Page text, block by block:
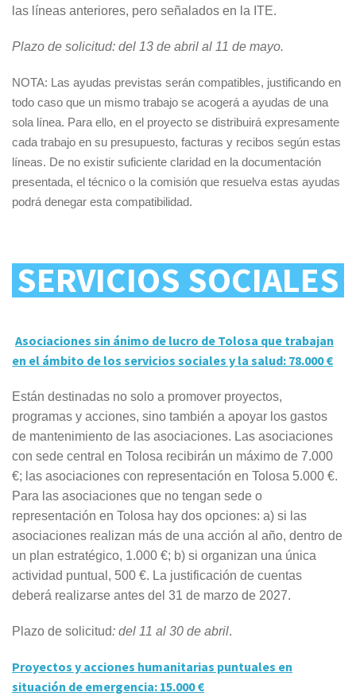
las líneas anteriores, pero señalados en la ITE.
Plazo de solicitud: del 13 de abril al 11 de mayo.
NOTA: Las ayudas previstas serán compatibles, justificando en
todo caso que un mismo trabajo se acogerá a ayudas de una
sola línea. Para ello, en el proyecto se distribuirá expresamente
cada trabajo en su presupuesto, facturas y recibos según estas
líneas. De no existir suficiente claridad en la documentación
presentada, el técnico o la comisión que resuelva estas ayudas
podrá denegar esta compatibilidad.
SERVICIOS SOCIALES
Asociaciones sin ánimo de lucro de Tolosa que trabajan
en el ámbito de los servicios sociales y la salud: 78.000 €
Están destinadas no solo a promover proyectos,
programas y acciones, sino también a apoyar los gastos
de mantenimiento de las asociaciones. Las asociaciones
con sede central en Tolosa recibirán un máximo de 7.000
€; las asociaciones con representación en Tolosa 5.000 €.
Para las asociaciones que no tengan sede o
representación en Tolosa hay dos opciones: a) si las
asociaciones realizan más de una acción al año, dentro de
un plan estratégico, 1.000 €; b) si organizan una única
actividad puntual, 500 €. La justificación de cuentas
deberá realizarse antes del 31 de marzo de 2027.
Plazo de solicitud: del 11 al 30 de abril.
Proyectos y acciones humanitarias puntuales en
situación de emergencia: 15.000 €